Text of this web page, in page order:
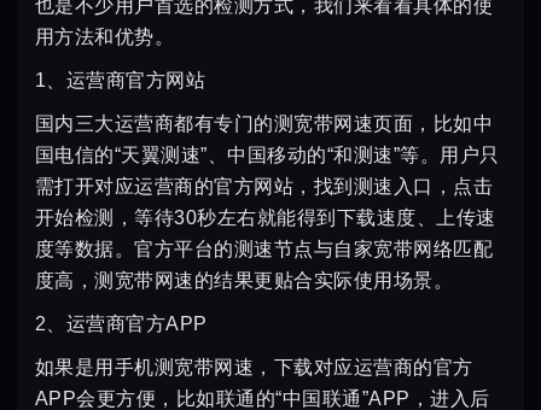
也是不少用户首选的检测方式，我们来看看具体的使
用方法和优势。
1、运营商官方网站
国内三大运营商都有专门的测宽带网速页面，比如中
国电信的“天翼测速”、中国移动的“和测速”等。用户只
需打开对应运营商的官方网站，找到测速入口，点击
开始检测，等待30秒左右就能得到下载速度、上传速
度等数据。官方平台的测速节点与自家宽带网络匹配
度高，测宽带网速的结果更贴合实际使用场景。
2、运营商官方APP
如果是用手机测宽带网速，下载对应运营商的官方
APP会更方便，比如联通的“中国联通”APP，进入后